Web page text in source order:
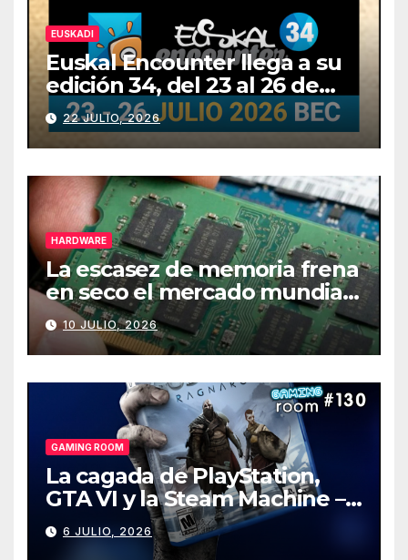
EUSKADI
Euskal Encounter llega a su
edición 34, del 23 al 26 de
julio
22 JULIO, 2026
HARDWARE
La escasez de memoria frena
en seco el mercado mundial
de PCs
10 JULIO, 2026
GAMING ROOM
La cagada de PlayStation,
GTA VI y la Steam Machine –
Gaming Room #130
6 JULIO, 2026